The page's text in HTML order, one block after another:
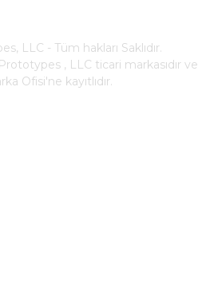
LLC - Tüm hakları Saklıdır.
, LLC ticari markasıdır ve
Ofisi'ne kayıtlıdır.